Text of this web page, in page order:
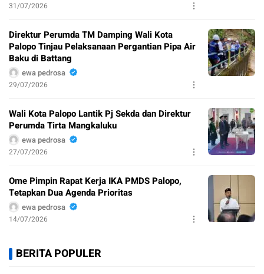
31/07/2026
Direktur Perumda TM Damping Wali Kota
Palopo Tinjau Pelaksanaan Pergantian Pipa Air
Baku di Battang
ewa pedrosa
29/07/2026
Wali Kota Palopo Lantik Pj Sekda dan Direktur
Perumda Tirta Mangkaluku
ewa pedrosa
27/07/2026
Ome Pimpin Rapat Kerja IKA PMDS Palopo,
Tetapkan Dua Agenda Prioritas
ewa pedrosa
14/07/2026
BERITA POPULER